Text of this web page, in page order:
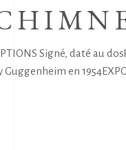
Signé, daté au
Guggenheim en